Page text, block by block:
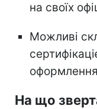
на своїх
Можливі
На що